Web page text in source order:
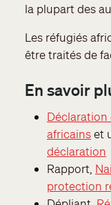
la plupart des
Les réfugiés
être traités de
En savoir
africainset
déclaration
Rapport,
protection